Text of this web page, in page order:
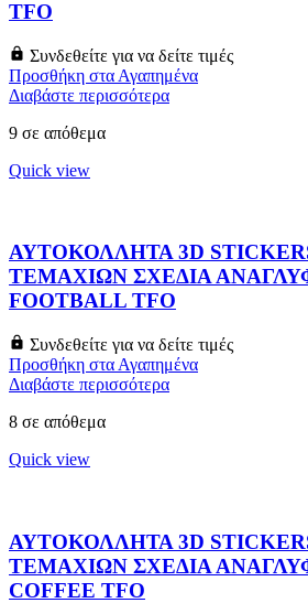
TFO
Συνδεθείτε για να δείτε τιμές
Προσθήκη στα Αγαπημένα
Διαβάστε περισσότερα
9 σε απόθεμα
Quick view
ΑΥΤΟΚΟΛΛΗΤΑ 3D
ΤΕΜΑΧΙΩΝ ΣΧΕΔΙΑ
FOOTBALL TFO
Συνδεθείτε για να δείτε τιμές
Προσθήκη στα Αγαπημένα
Διαβάστε περισσότερα
8 σε απόθεμα
Quick view
ΑΥΤΟΚΟΛΛΗΤΑ 3D
ΤΕΜΑΧΙΩΝ ΣΧΕΔΙΑ
COFFEE TFO